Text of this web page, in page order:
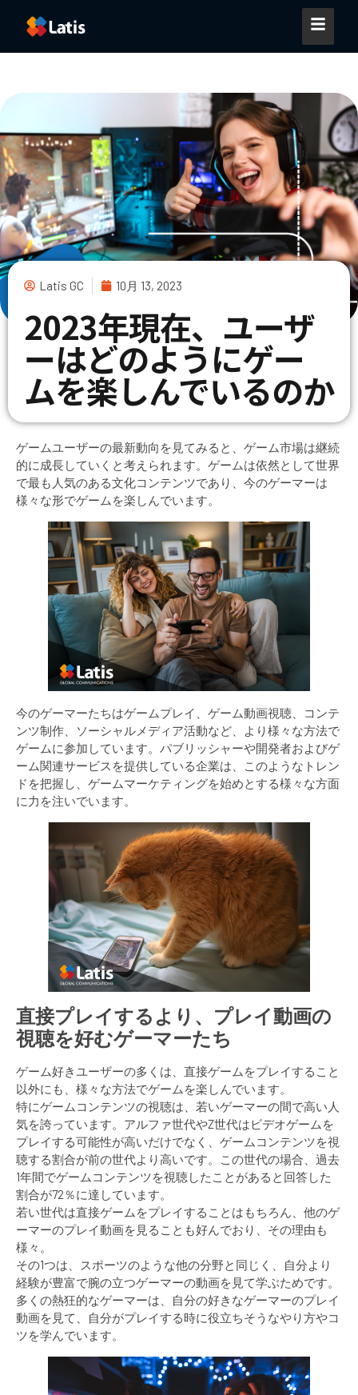
Latis GC 10月 13, 2023
2023年現在、ユーザ
ーはどのようにゲー
ムを楽しんでいるのか
ゲームユーザーの最新動向を見てみると、ゲーム市場は継続
的に成長していくと考えられます。ゲームは依然として世界
で最も人気のある文化コンテンツであり、今のゲーマーは
様々な形でゲームを楽しんでいます。
今のゲーマーたちはゲームプレイ、ゲーム動画視聴、コンテ
ンツ制作、ソーシャルメディア活動など、より様々な方法で
ゲームに参加しています。パブリッシャーや開発者およびゲ
ーム関連サービスを提供している企業は、このようなトレン
ドを把握し、ゲームマーケティングを始めとする様々な方面
に力を注いでいます。
直接プレイするより、プレイ動画の
視聴を好むゲーマーたち
ゲーム好きユーザーの多くは、直接ゲームをプレイすること
以外にも、様々な方法でゲームを楽しんでいます。
特にゲームコンテンツの視聴は、若いゲーマーの間で高い人
気を誇っています。アルファ世代やZ世代はビデオゲームを
プレイする可能性が高いだけでなく、ゲームコンテンツを視
聴する割合が前の世代より高いです。この世代の場合、過去
1年間でゲームコンテンツを視聴したことがあると回答した
割合が72％に達しています。
若い世代は直接ゲームをプレイすることはもちろん、他のゲ
ーマーのプレイ動画を見ることも好んでおり、その理由も
様々。
その1つは、スポーツのような他の分野と同じく、自分より
経験が豊富で腕の立つゲーマーの動画を見て学ぶためです。
多くの熱狂的なゲーマーは、自分の好きなゲーマーのプレイ
動画を見て、自分がプレイする時に役立ちそうなやり方やコ
ツを学んでいます。